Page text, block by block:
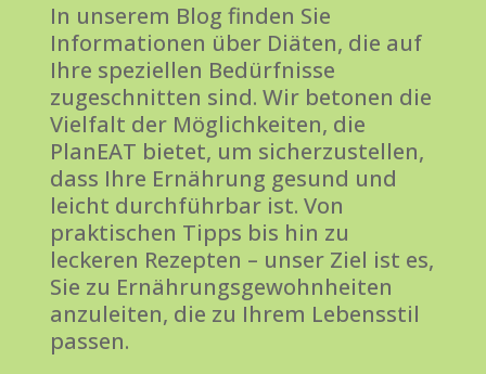
In unserem Blog finden Sie
Informationen über Diäten, die auf
Ihre speziellen Bedürfnisse
zugeschnitten sind. Wir betonen die
Vielfalt der Möglichkeiten, die
PlanEAT bietet, um sicherzustellen,
dass Ihre Ernährung gesund und
leicht durchführbar ist. Von
praktischen Tipps bis hin zu
leckeren Rezepten – unser Ziel ist es,
Sie zu Ernährungsgewohnheiten
anzuleiten, die zu Ihrem Lebensstil
passen.